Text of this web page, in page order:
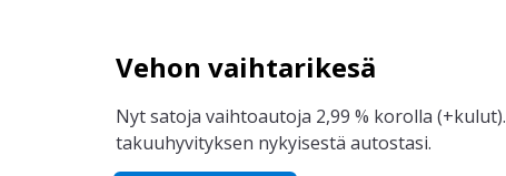
Vehon vaihtarikesä
Nyt satoja vaihtoautoja 2,99 % korolla
takuuhyvityksen nykyisestä autostasi.